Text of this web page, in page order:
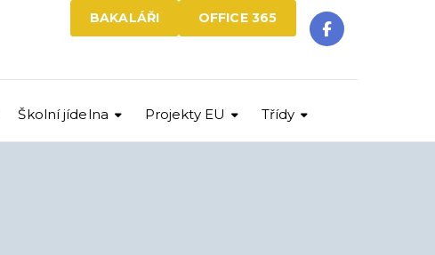
OFFICE 365
BAKALÁŘI
Školní jídelna Projekty EU Třídy